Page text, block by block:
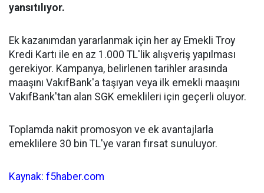
yansıtılıyor.
Ek kazanımdan yararlanmak için her ay Emekli Troy
Kredi Kartı ile en az 1.000 TL'lik alışveriş yapılması
gerekiyor. Kampanya, belirlenen tarihler arasında
maaşını VakıfBank'a taşıyan veya ilk emekli maaşını
VakıfBank'tan alan SGK emeklileri için geçerli oluyor.
Toplamda nakit promosyon ve ek avantajlarla
emeklilere 30 bin TL'ye varan fırsat sunuluyor.
Kaynak: f5haber.com